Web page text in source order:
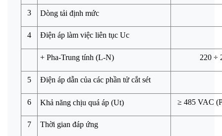
3 Dòng tải định mức
4 Điện áp làm việc liên tục Uc
+ Pha-Trung tính (L-N) 220 ÷
5 Điện áp dẫn của các phần tử cắt sét
6 Khả năng chịu quá áp (Ut) ≥ 485 VAC
7 Thời gian đáp ứng